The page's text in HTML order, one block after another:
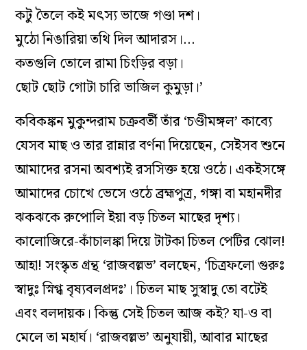
কটু তৈলে কই মৎস্য ভাজে গণ্ডা দশ।
মুঠো নিঙারিয়া তথি দিল আদারস।…
কতগুলি তোলে রামা চিংড়ির বড়া।
ছোট ছোট গোটা চারি ভাজিল কুমুড়া।’
কবিকঙ্কন মুকুন্দরাম চক্রবর্তী তাঁর ‘চণ্ডীমঙ্গল’ কাব্যে
যেসব মাছ ও তার রান্নার বর্ণনা দিয়েছেন, সেইসব শুনে
আমাদের রসনা অবশ্যই রসসিক্ত হয়ে ওঠে। একইসঙ্গে
আমাদের চোখে ভেসে ওঠে ব্রহ্মপুত্র, গঙ্গা বা মহানদীর
ঝকঝকে রুপোলি ইয়া বড় চিতল মাছের দৃশ্য।
কালোজিরে-কাঁচালঙ্কা দিয়ে টাটকা চিতল পেটির ঝোল!
আহা! সংস্কৃত গ্রন্থ ‘রাজবল্লভ’ বলছেন, ‘চিত্রফলো গুরুঃ
স্বাদুঃ স্নিগ্ধ বৃষ্যবলপ্রদঃ’। চিতল মাছ সুস্বাদু তো বটেই
এবং বলদায়ক। কিন্তু সেই চিতল আজ কই? যা-ও বা
মেলে তা মহার্ঘ। ‘রাজবল্লভ’ অনুযায়ী, আবার মাছের